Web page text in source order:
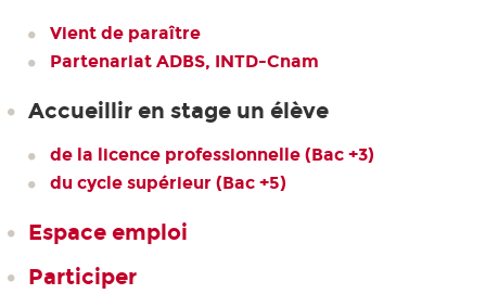
Vient de paraître
Partenariat ADBS, INTD-Cnam
Accueillir en stage un élève
de la licence professionnelle (Bac +3)
du cycle supérieur (Bac +5)
Espace emploi
Participer